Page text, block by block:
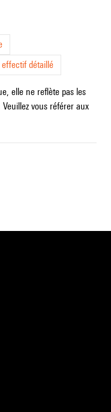
détaillé
elle ne reflète pas les
vous référer aux